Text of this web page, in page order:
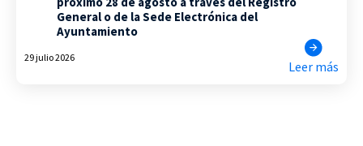
General o de la Sede Electrónica del
Ayuntamiento
29 julio 2026
Leer más